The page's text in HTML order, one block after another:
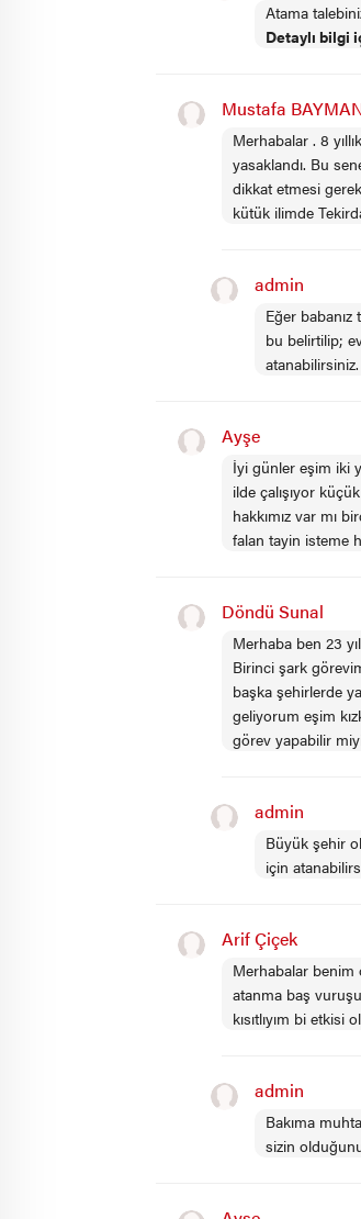
Atama
Detaylı bilgi
Mustafa
Merhabalar . 8
yasaklandı. Bu
dikkat etmesi
kütük ilimde
admin
Eğer
bu belirtilip;
atanabilirsiniz.
Ayşe
İyi günler eşim iki
ilde çalışıyor
hakkımız var mı
falan tayin isteme
Döndü Sunal
Merhaba ben 23
Birinci şark
başka şehirlerde
geliyorum eşim
görev yapabilir
admin
Büyük şehir
için
Arif Çiçek
Merhabalar
atanma baş
kısıtlıyım bi etkisi
admin
Bakıma
sizin